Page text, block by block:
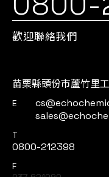
歡迎聯絡我們
苗栗縣頭份市蘆竹里
E
T
0800-212398
F